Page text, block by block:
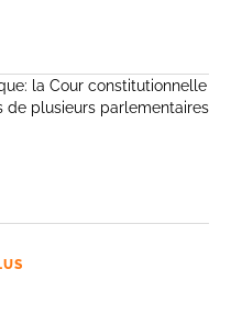
la Cour constitutionnelle
de plusieurs parlementaires